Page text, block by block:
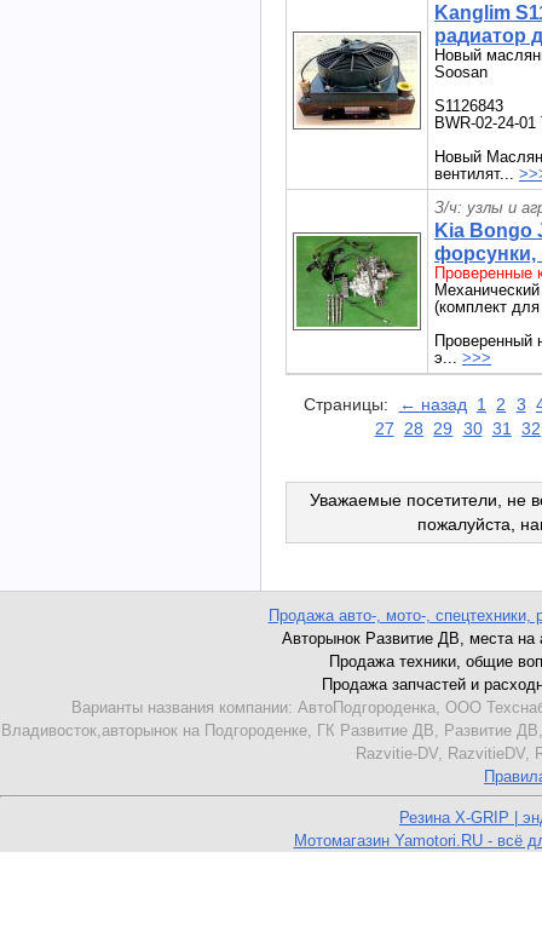
Kanglim
радиатор
Новый
Soosan
S1126843
BWR-02-24-
Новый
вентилят...
З/ч: узлы и
Kia Bongo
форсунки,
Проверенные
(комплект
Проверенный
э... >>>
Страницы: ← назад 1 2 3
27
28 29 30 31 32
Уважаемые посетители, не
пожалуйста,
Продажа авто-, мото-, спецтехники,
Авторынок Развитие ДВ, места на
Продажа техники, общие
Продажа запчастей и
Варианты названия компании: АвтоПодгороденка, ООО
Владивосток,авторынок на Подгороденке, ГК Развитие ДВ,
Razvitie-DV, RazvitieDV,
Резина X-GRIP |
Мотомагазин Yamotori.RU - всё